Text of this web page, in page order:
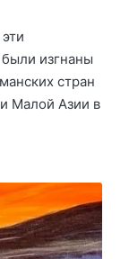
изгнаны
стран
Малой Азии в